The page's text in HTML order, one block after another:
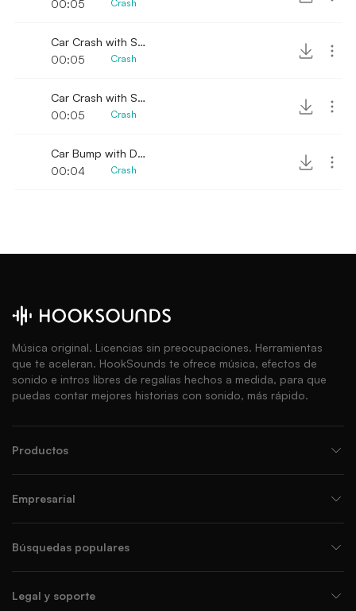
00:05
Crash
Car Crash with Scattered Debris Sound 3
00:05
Crash
Car Crash with Scattered Debris Sound 4
00:05
Crash
Car Bump with Debris Fallen Sound 3
00:04
Crash
Música original. Licencias sin preocupaciones. Herramientas
que te aceleran. HookSounds te ofrece música, efectos de
sonido e intros libres de regalías hechos a medida, para que
puedas contar mejores historias con sonido, más rápido.
Productos
Empresarial
Búsquedas populares
Legal y soporte